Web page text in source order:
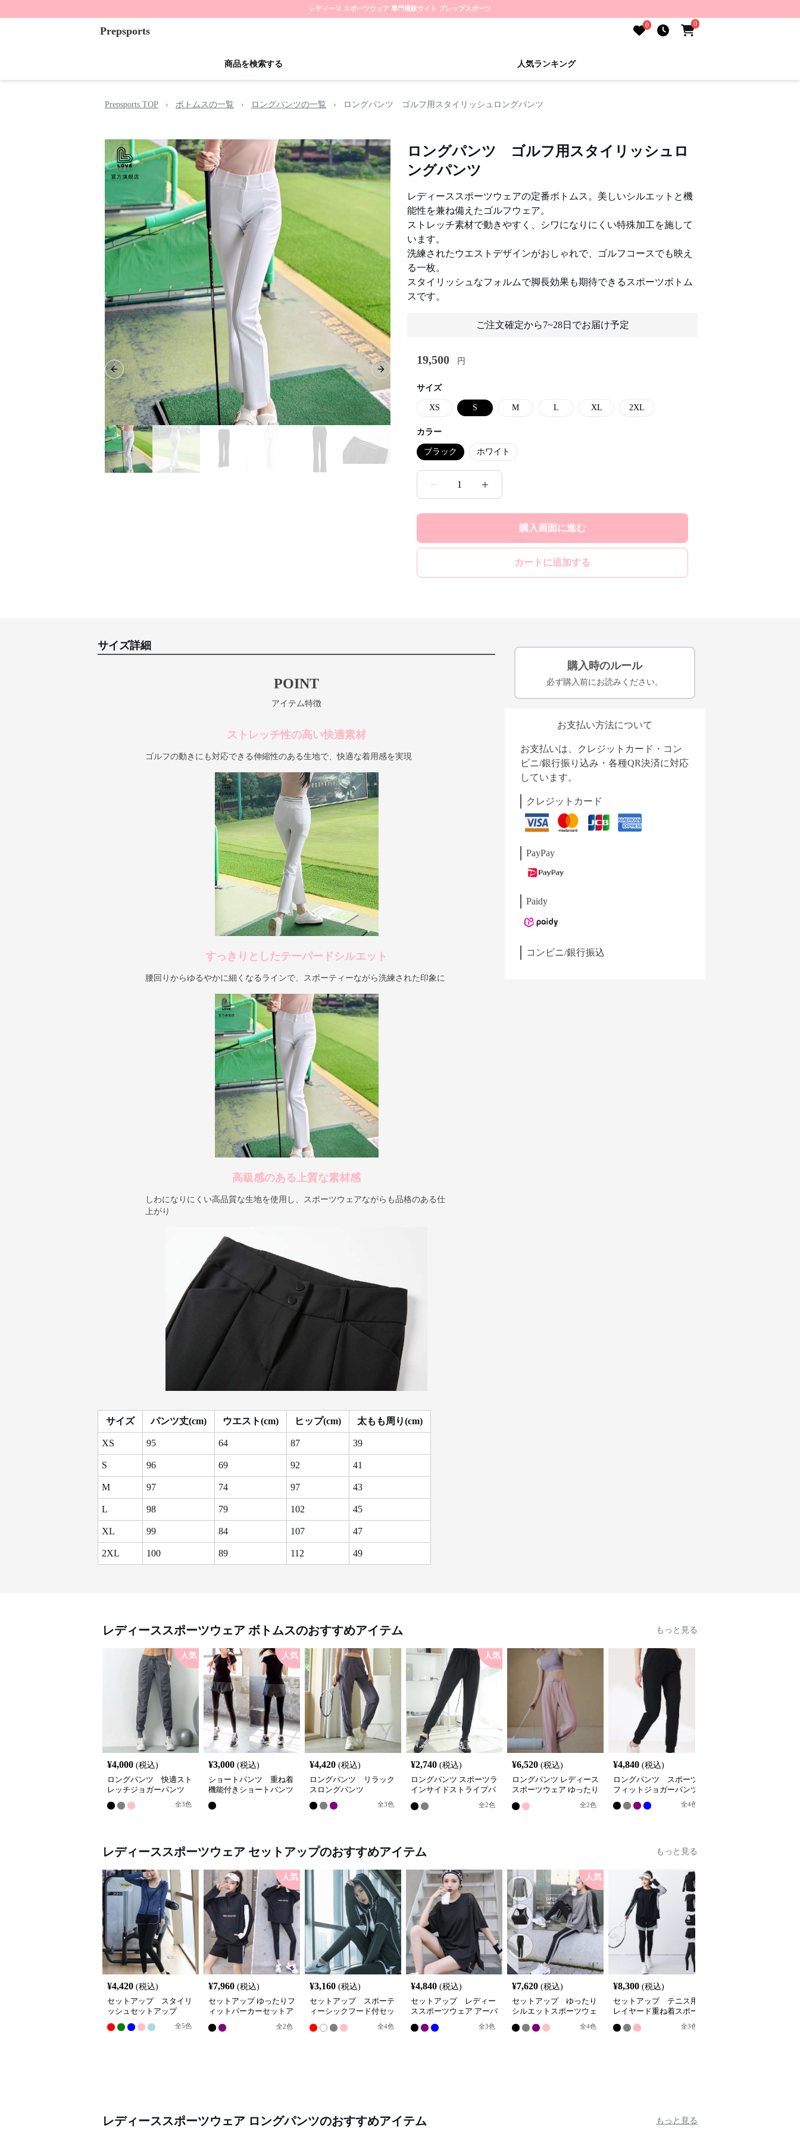
レディース スポーツウェア 専門通販サイト プレップスポーツ
Prepsports 0 0
商品を検索する 人気ランキング
Prepsports TOP › ボトムスの一覧 › ロングパンツの一覧 › ロングパンツ ゴルフ用スタイリッシュロングパンツ
Previous slide Next slide
ロングパンツ ゴルフ用スタイリッシュロ
ングパンツ
レディーススポーツウェアの定番ボトムス。美しいシルエットと機
能性を兼ね備えたゴルフウェア。
ストレッチ素材で動きやすく、シワになりにくい特殊加工を施して
います。
洗練されたウエストデザインがおしゃれで、ゴルフコースでも映え
る一枚。
スタイリッシュなフォルムで脚長効果も期待できるスポーツボトム
スです。
ご注文確定から7~28日でお届け予定
19,500 円
サイズ
XS S M L XL 2XL
カラー
ブラック ホワイト
1
購入画面に進む
カートに追加する
サイズ詳細
POINT
アイテム特徴
ストレッチ性の高い快適素材
ゴルフの動きにも対応できる伸縮性のある生地で、快適な着用感を実現
すっきりとしたテーパードシルエット
腰回りからゆるやかに細くなるラインで、スポーティーながら洗練された印象に
高級感のある上質な素材感
しわになりにくい高品質な生地を使用し、スポーツウェアながらも品格のある仕
上がり
サイズ パンツ丈(cm) ウエスト(cm) ヒップ(cm) 太もも周り(cm)
XS 95 64 87 39
S 96 69 92 41
M 97 74 97 43
L 98 79 102 45
XL 99 84 107 47
2XL 100 89 112 49
購入時のルール
必ず購入前にお読みください。
お支払い方法について
お支払いは、クレジットカード・コン
ビニ/銀行振り込み・各種QR決済に対応
しています。
クレジットカード
PayPay
Paidy
コンビニ/銀行振込
レディーススポーツウェア ボトムスのおすすめアイテム もっと見る
人気
¥4,000 (税込)
ロングパンツ 快適スト
レッチジョガーパンツ
全3色
人気
¥3,000 (税込)
ショートパンツ 重ね着
機能付きショートパンツ
¥4,420 (税込)
ロングパンツ リラック
スロングパンツ
全3色
人気
¥2,740 (税込)
ロングパンツ スポーツラ
インサイドストライプパ
全2色
¥6,520 (税込)
ロングパンツ レディース
スポーツウェア ゆったり
全2色
¥4,840 (税込)
ロングパンツ スポーツ
フィットジョガーパンツ
全4色
レディーススポーツウェア セットアップのおすすめアイテム もっと見る
¥4,420 (税込)
セットアップ スタイリ
ッシュセットアップ
全5色
人気
¥7,960 (税込)
セットアップ ゆったりフ
ィットパーカーセットア
全2色
¥3,160 (税込)
セットアップ スポーテ
ィーシックフード付セッ
全4色
¥4,840 (税込)
セットアップ レディー
ススポーツウェア アーバ
ンアスリート スポーツセ
ット
全3色
人気
¥7,620 (税込)
セットアップ ゆったり
シルエットスポーツウェ
全4色
¥8,300 (税込)
セットアップ テニス用
レイヤード重ね着スポー
全3色
レディーススポーツウェア ロングパンツのおすすめアイテム もっと見る